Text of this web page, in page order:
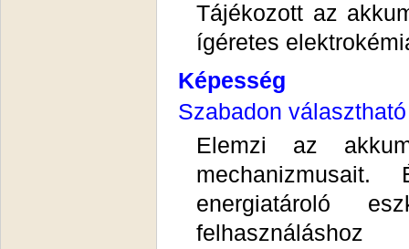
Tájékozott az
ígéretes
Képesség
Szabadon
Elemzi az
energiatároló
felhasználáshoz